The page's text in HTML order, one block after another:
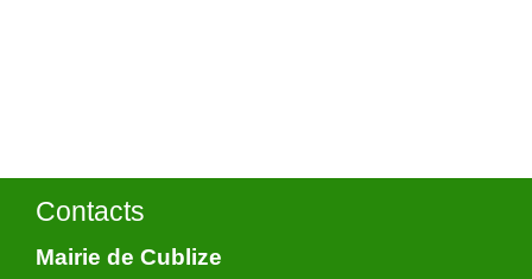
Contacts
Mairie de Cublize